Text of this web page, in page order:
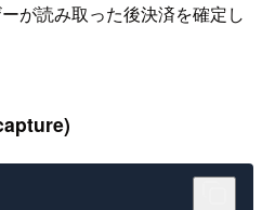
が読み取った後決済を確定し